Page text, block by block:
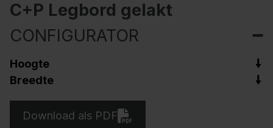
C+P Legbord gelakt
CONFIGURATOR
Hoogte
Breedte
Download als PDF